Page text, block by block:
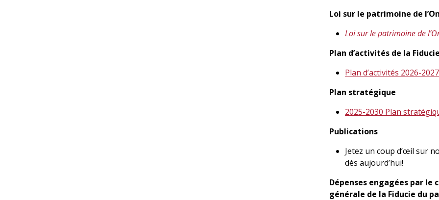
Loi sur le patrimoine de
Loi sur le patrimoine de
Plan d’activités de la
Plan d’activités 2026-2027
Plan stratégique
2025-2030 Plan
Publications
Jetez un coup d’œil sur
dès aujourd’hui!
Dépenses engagées par
générale de la Fiducie du